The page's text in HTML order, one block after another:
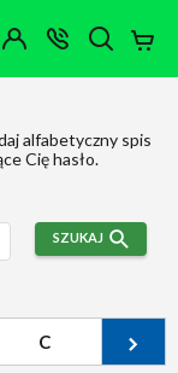
Moje
Konto
(0)
alfabetyczny spis
Cię hasło.
SZUKAJ
C